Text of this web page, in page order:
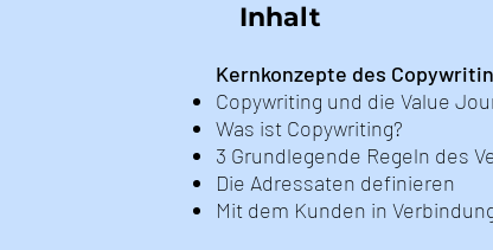
Inhalt
Kernkonzepte des
Copywriting und die Value
Was ist Copywriting?
3 Grundlegende Regeln des
Die Adressaten definieren
Mit dem Kunden in